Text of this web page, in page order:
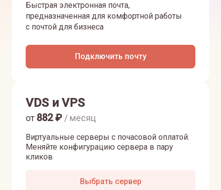
Быстрая электронная почта,
предназначенная для комфортной работы
с почтой для бизнеса
Подключить почту
VDS и VPS
Виртуальные серверы с почасовой оплатой.
Меняйте конфигурацию сервера в пару
кликов
от 882₽ / месяц
Выбрать сервер